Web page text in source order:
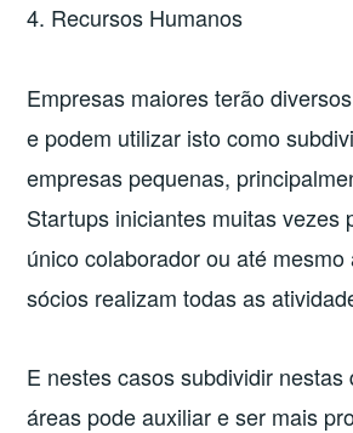
4. Recursos Humanos
Empresas maiores terão
e podem utilizar isto como
empresas pequenas,
Startups iniciantes muitas vezes
único colaborador ou até mesmo
sócios realizam todas as
E nestes casos subdividir nestas
áreas pode auxiliar e ser mais